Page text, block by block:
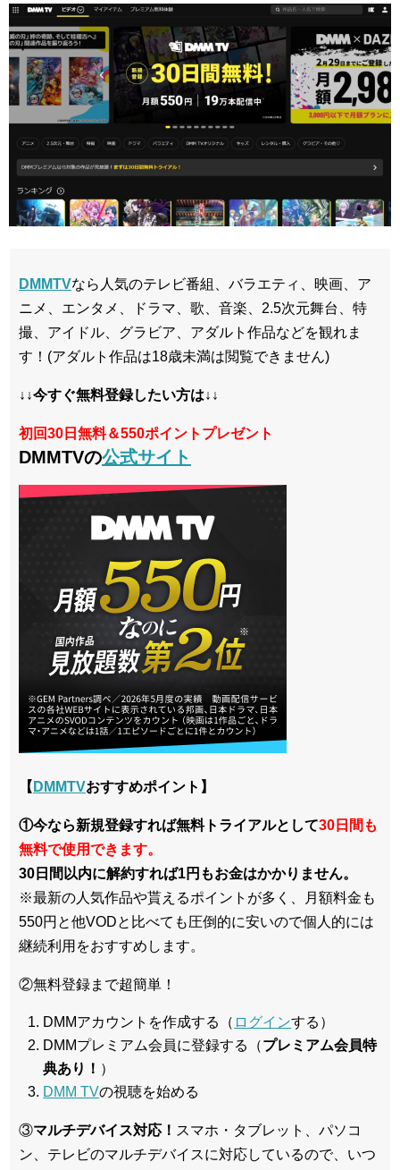
DMMTVなら人気のテレビ番組、バラエティ、映画、ア
ニメ、エンタメ、ドラマ、歌、音楽、2.5次元舞台、特
撮、アイドル、グラビア、アダルト作品などを観れま
す！(アダルト作品は18歳未満は閲覧できません)
↓↓今すぐ無料登録したい方は↓↓
初回30日無料＆550ポイントプレゼント
DMMTVの公式サイト
【 DMMTVおすすめポイント】
①今なら新規登録すれば無料トライアルとして30日間も
無料で使用できます。
30日間以内に解約すれば1円もお金はかかりません。
※最新の人気作品や貰えるポイントが多く、月額料金も
550円と他VODと比べても圧倒的に安いので個人的には
継続利用をおすすめします。
②無料登録まで超簡単！
DMMアカウントを作成する（ ログインする）
DMMプレミアム会員に登録する（プレミアム会員特
典あり！ ）
DMM TVの視聴を始める
③マルチデバイス対応！ スマホ・タブレット、パソコ
ン、テレビのマルチデバイスに対応しているので、いつ